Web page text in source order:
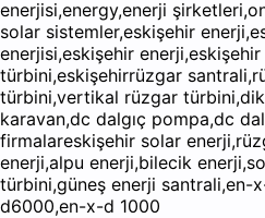
enerjisi,energy,enerji
solar sistemler,eskişehir
enerjisi,eskişehir
türbini,eskişehirrüzgar
türbini,vertikal rüzgar
karavan,dc dalgıç pompa,dc
firmalareskişehir solar
enerji,alpu enerji,bilecik
türbini,güneş enerji
d6000,en-x-d 1000